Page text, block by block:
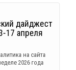
дайджест
17 апреля
на сайта
2026 года